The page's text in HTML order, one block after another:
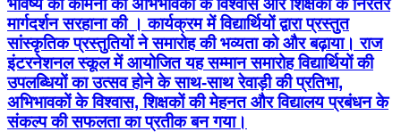
मार्गदर्शन सरहाना की । कार्यक्रम में विद्यार्थियों द्वारा प्रस्तुत
सांस्कृतिक प्रस्तुतियों ने समारोह की भव्यता को और बढ़ाया। राज
इंटरनेशनल स्कूल में आयोजित यह सम्मान समारोह विद्यार्थियों की
उपलब्धियों का उत्सव होने के साथ-साथ रेवाड़ी की प्रतिभा,
अभिभावकों के विश्वास, शिक्षकों की मेहनत और विद्यालय प्रबंधन के
संकल्प की सफलता का प्रतीक बन गया।